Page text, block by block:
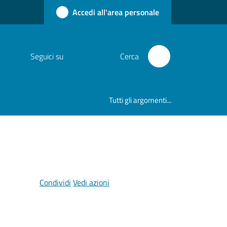
Accedi all'area personale
Seguici su Cerca
Tutti gli argomenti...
Condividi Vedi azioni